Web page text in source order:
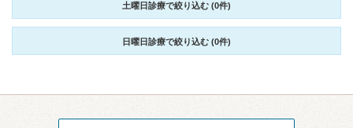
土曜日診療で絞り込む (0件)
日曜日診療で絞り込む (0件)